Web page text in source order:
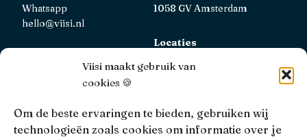
Viisi maakt gebruik van
cookies 🍪
Om de beste ervaringen te bieden, gebruiken wij
technologieën zoals cookies om informatie over je
Whatsapp
hello@viisi.nl
1058 GV Amsterdam
Locaties
Viisi Hypotheken is geregistreerd bij de AFM.
Registratienummer: 12039833